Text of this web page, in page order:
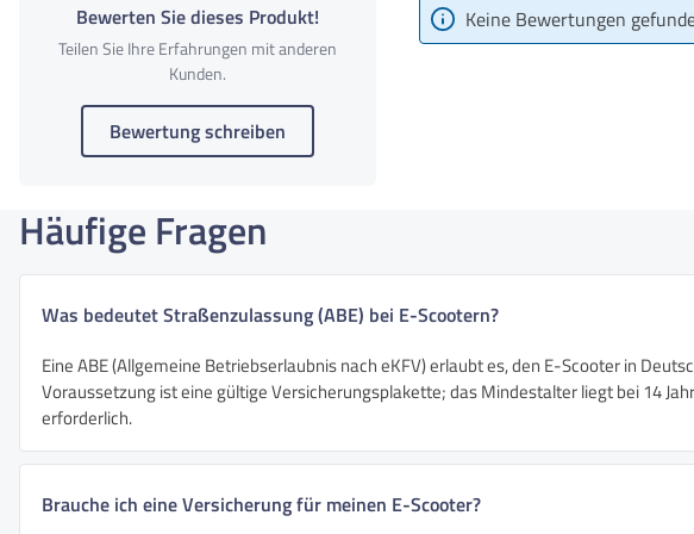
Bewerten Sie dieses Produkt!
Teilen Sie Ihre Erfahrungen mit anderen
Kunden.
Bewertung schreiben
Keine Bewertungen
Häufige Fragen
Was bedeutet Straßenzulassung (ABE) bei E-Scootern?
Eine ABE (Allgemeine Betriebserlaubnis nach eKFV) erlaubt es, den E-Scooter in
Voraussetzung ist eine gültige Versicherungsplakette; das Mindestalter liegt bei 14
erforderlich.
Brauche ich eine Versicherung für meinen E-Scooter?